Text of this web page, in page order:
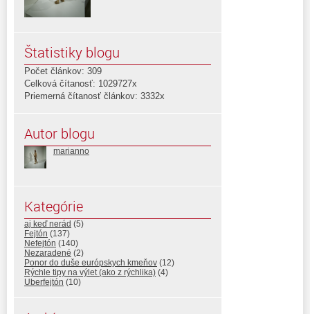
Štatistiky blogu
Počet článkov: 309
Celková čítanosť: 1029727x
Priemerná čítanosť článkov: 3332x
Autor blogu
marianno
Kategórie
aj keď nerád (5)
Fejtón (137)
Nefejtón (140)
Nezaradené (2)
Ponor do duše európskych kmeňov (12)
Rýchle tipy na výlet (ako z rýchlika) (4)
Uberfejtón (10)